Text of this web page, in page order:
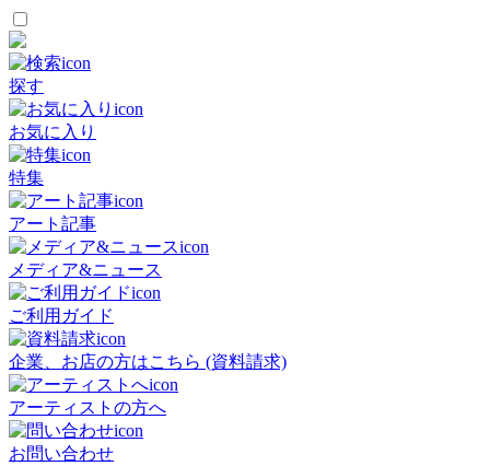
探す
お気に入り
特集
アート記事
メディア&ニュース
ご利用ガイド
企業、お店の方はこちら (資料請求)
アーティストの方へ
お問い合わせ